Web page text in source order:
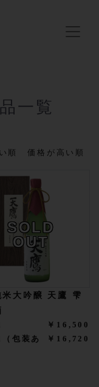
一覧
順 価格が高い順
SOLD
OUT
米大吟醸 天鷹 雫
￥16,500
包装あ
￥16,720